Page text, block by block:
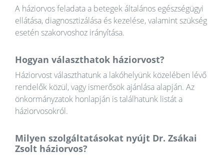
A háziorvos feladata a betegek általános egészségügyi
ellátása, diagnosztizálása és kezelése, valamint szükség
esetén szakorvoshoz irányítása.
Hogyan választhatok háziorvost?
Háziorvost választhatunk a lakóhelyünk közelében lévő
rendelők közül, vagy ismerősök ajánlása alapján. Az
önkormányzatok honlapján is találhatunk listát a
háziorvosokról.
Milyen szolgáltatásokat nyújt Dr. Zsákai
Zsolt háziorvos?